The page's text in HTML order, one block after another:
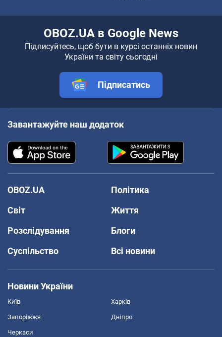
OBOZ.UA в Google News
Підписуйтесь, щоб бути в курсі останніх новин
України та світу сьогодні
Підписатись
Завантажуйте наш додаток
OBOZ.UA
Політика
Світ
Життя
Розслідування
Блоги
Суспільство
Всі новини
Новини України
Київ Харків
Запоріжжя Дніпро
Черкаси